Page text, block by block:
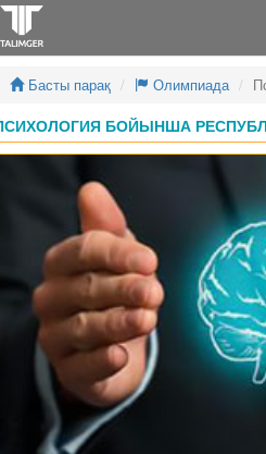
Басты парақ Олимпиада
БОЙЫНША